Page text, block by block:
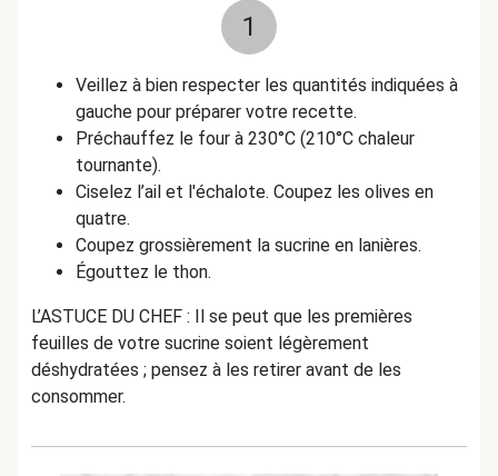
1
Veillez à bien respecter les quantités indiquées à
gauche pour préparer votre recette.
Préchauffez le four à 230°C (210°C chaleur
tournante).
Ciselez l’ail et l'échalote. Coupez les olives en
quatre.
Coupez grossièrement la sucrine en lanières.
Égouttez le thon.
L’ASTUCE DU CHEF : Il se peut que les premières
feuilles de votre sucrine soient légèrement
déshydratées ; pensez à les retirer avant de les
consommer.